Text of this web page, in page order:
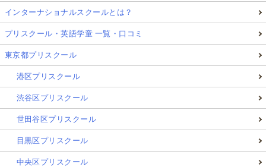
インターナショナルスクールとは？
プリスクール・英語学童 一覧・口コミ
東京都プリスクール
港区プリスクール
渋谷区プリスクール
世田谷区プリスクール
目黒区プリスクール
中央区プリスクール